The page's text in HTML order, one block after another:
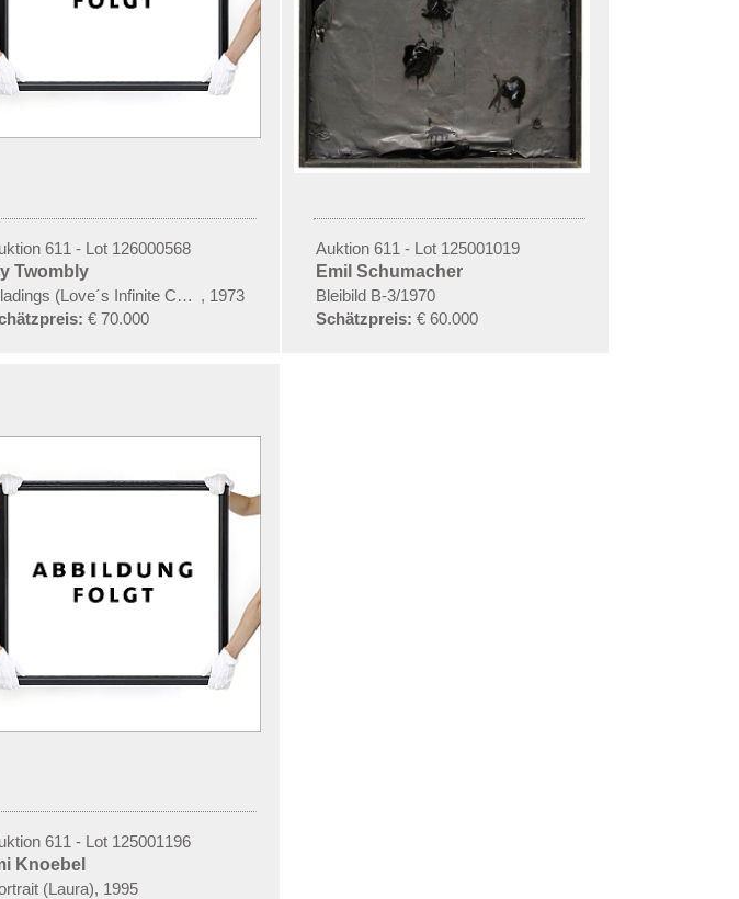
611 - Lot 126000568
Twombly
(Love´s Infinite Causes)
, 1973
€ 70.000
Auktion 611 - Lot 125001019
Emil Schumacher
Bleibild B-3/1970
Schätzpreis: € 60.000
611 - Lot 125001196
Knoebel
(Laura), 1995